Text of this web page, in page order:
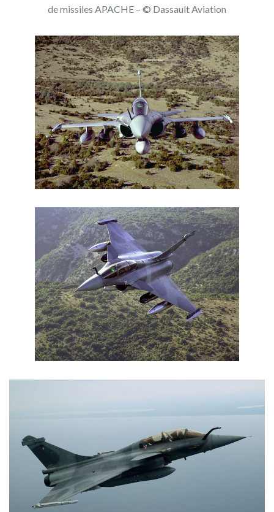
de missiles APACHE – © Dassault Aviation